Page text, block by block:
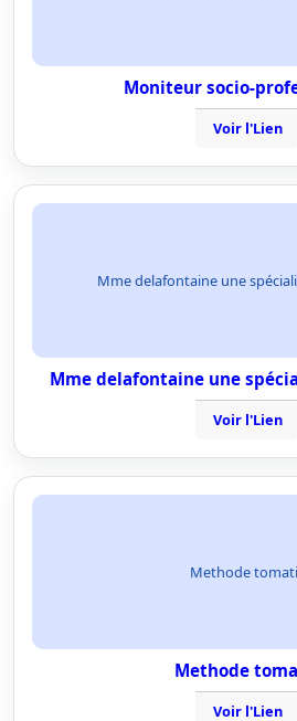
Moniteur socio-
Voir l'Lien
Mme delafontaine une
Mme delafontaine une
Voir l'Lien
Methode
Methode
Voir l'Lien